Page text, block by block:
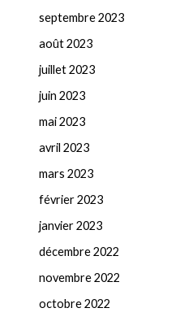
septembre 2023
août 2023
juillet 2023
juin 2023
mai 2023
avril 2023
mars 2023
février 2023
janvier 2023
décembre 2022
novembre 2022
octobre 2022